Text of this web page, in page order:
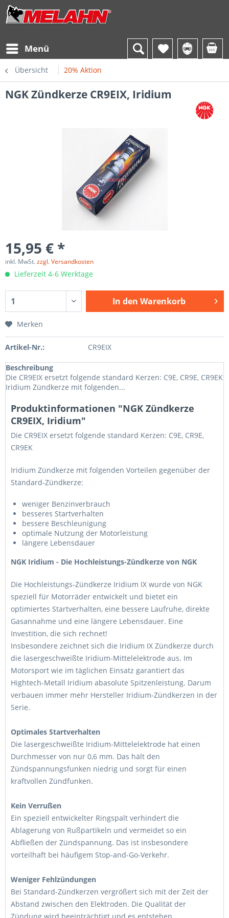
Menü
Übersicht 20% Aktion
NGK Zündkerze CR9EIX, Iridium
15,95 € *
inkl. MwSt.zzgl. Versandkosten
Lieferzeit 4-6 Werktage
In den Warenkorb
Merken
Artikel-Nr.: CR9EIX
Beschreibung
Die CR9EIX ersetzt folgende standard Kerzen: C9E, CR9E, CR9EK
Iridium Zündkerze mit folgenden...
Produktinformationen "NGK Zündkerze
CR9EIX, Iridium"
Die CR9EIX ersetzt folgende standard Kerzen: C9E, CR9E,
CR9EK
Iridium Zündkerze mit folgenden Vorteilen gegenüber der
Standard-Zündkerze:
weniger Benzinverbrauch
besseres Startverhalten
bessere Beschleunigung
optimale Nutzung der Motorleistung
längere Lebensdauer
NGK Iridium - Die Hochleistungs-Zündkerze von NGK
Die Hochleistungs-Zündkerze Iridium IX wurde von NGK
speziell für Motorräder entwickelt und bietet ein
optimiertes Startverhalten, eine bessere Laufruhe, direkte
Gasannahme und eine längere Lebensdauer. Eine
Investition, die sich rechnet!
Insbesondere zeichnet sich die Iridium IX Zündkerze durch
die lasergeschweißte Iridium-Mittelelektrode aus. Im
Motorsport wie im täglichen Einsatz garantiert das
Hightech-Metall Iridium abasolute Spitzenleistung. Darum
verbauen immer mehr Hersteller Iridium-Zündkerzen in der
Serie.
Optimales Startverhalten
Die lasergeschweißte Iridium-Mittelelektrode hat einen
Durchmesser von nur 0,6 mm. Das hält den
Zündspannungsfunken niedrig und sorgt für einen
kraftvollen Zündfunken.
Kein Verrußen
Ein speziell entwickelter Ringspalt verhindert die
Ablagerung von Rußpartikeln und vermeidet so ein
Abfließen der Zündspannung. Das ist insbesondere
vorteilhaft bei häufigem Stop-and-Go-Verkehr.
Weniger Fehlzündungen
Bei Standard-Zündkerzen vergrößert sich mit der Zeit der
Abstand zwischen den Elektroden. Die Qualität der